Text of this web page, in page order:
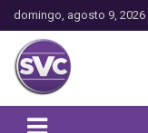
Saltar
al
contenido
domingo, agosto 9, 2026
San
Toda la actualidad